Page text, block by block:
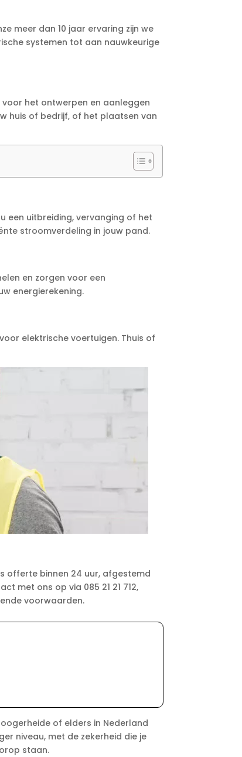
meer dan 10 jaar ervaring zijn we
systemen tot aan nauwkeurige
het ontwerpen en aanleggen
huis of bedrijf, of het plaatsen van
een uitbreiding, vervanging of het
stroomverdeling in jouw pand.
en zorgen voor een
energierekening.
elektrische voertuigen. Thuis of
offerte binnen 24 uur, afgestemd
met ons op via 085 21 21 712,
voorwaarden.
of elders in Nederland
niveau, met de zekerheid die je
staan.